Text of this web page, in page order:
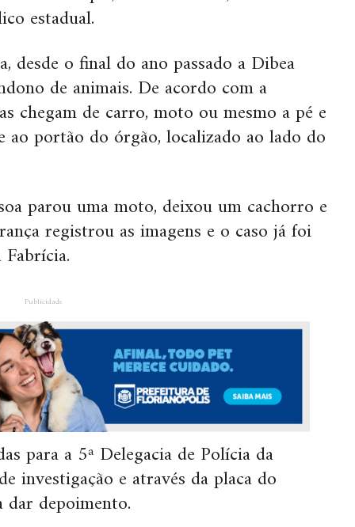
estadual.
o final do ano passado a Dibea
de animais. De acordo com a
chegam de carro, moto ou mesmo a pé e
ao portão do órgão, localizado ao lado do
parou uma moto, deixou um cachorro e
registrou as imagens e o caso já foi
Publicidade
para a 5ª Delegacia de Polícia da
investigação e através da placa do
dar depoimento.